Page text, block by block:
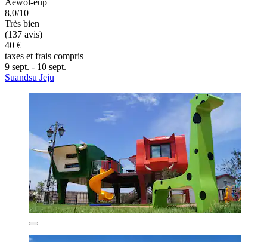
8,0/10
Très bien
(137 avis)
40 €
taxes et frais compris
9 sept. - 10 sept.
Suandsu Jeju